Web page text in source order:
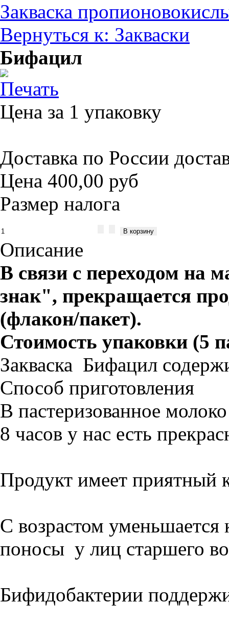
Закваска
Вернуться к: Закваски
Бифацил
Цена за 1 упаковку
Доставка по России
Цена 400,00 руб
Размер налога
Описание
В связи с переходом на
знак", прекращается
(флакон/пакет).
Стоимость упаковки (5
Закваска Бифацил
Способ приготовления
В пастеризованное
8 часов у нас есть
Продукт имеет приятный
С возрастом уменьшается
поносы у лиц старшего
Бифидобактерии